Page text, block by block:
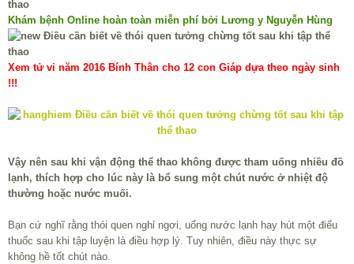
Khám bệnh Online hoàn toàn miễn phí bởi Lương y Nguyễn Hùng
Xem tử vi năm 2016 Bính Thân cho 12 con Giáp dựa theo ngày sinh
!!!
Vậy nên sau khi vận động thể thao không được tham uống nhiều đồ
lạnh, thích hợp cho lúc này là bổ sung một chút nước ở nhiệt độ
thường hoặc nước muối.
Bạn cứ nghĩ rằng thói quen nghỉ ngơi, uống nước lạnh hay hút một điếu
thuốc sau khi tập luyện là điều hợp lý. Tuy nhiên, điều này thực sự
không hề tốt chút nào.